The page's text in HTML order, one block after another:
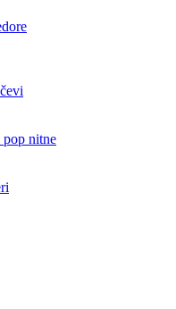
pop nitne